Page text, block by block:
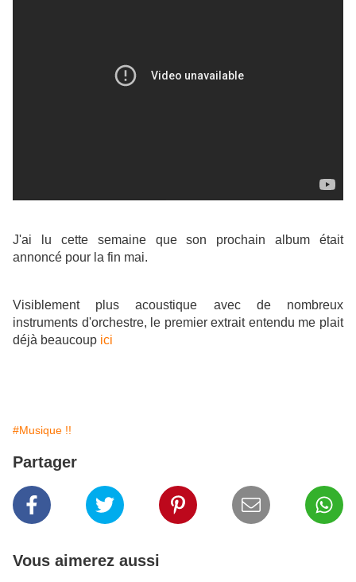
J'ai lu cette semaine que son prochain album était
annoncé pour la fin mai.
Visiblement plus acoustique avec de nombreux
instruments d'orchestre, le premier extrait entendu me plait
déjà beaucoup ici
#Musique !!
Partager
Vous aimerez aussi